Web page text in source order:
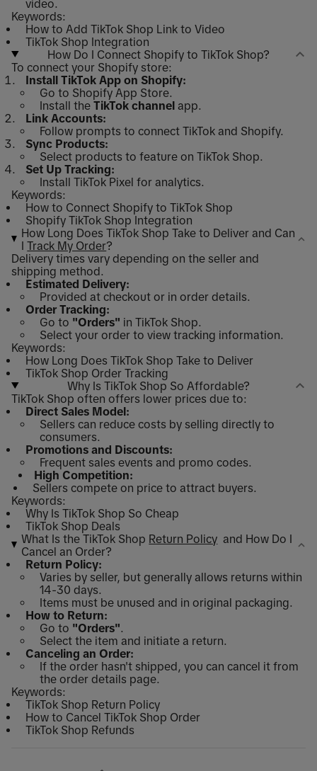
video.
Keywords:
How to Add TikTok Shop Link to Video
TikTok Shop Integration
How Do I Connect Shopify to TikTok Shop?
To connect your Shopify store:
Install TikTok App on Shopify:
Go to Shopify App Store.
Install the TikTok channel app.
Link Accounts:
Follow prompts to connect TikTok and Shopify.
Sync Products:
Select products to feature on TikTok Shop.
Set Up Tracking:
Install TikTok Pixel for analytics.
Keywords:
How to Connect Shopify to TikTok Shop
Shopify TikTok Shop Integration
How Long Does TikTok Shop Take to Deliver and Can
ITrack My Order?
Delivery times vary depending on the seller and
shipping method.
Estimated Delivery:
Provided at checkout or in order details.
Order Tracking:
Go to "Orders" in TikTok Shop.
Select your order to view tracking information.
Keywords:
How Long Does TikTok Shop Take to Deliver
TikTok Shop Order Tracking
Why Is TikTok Shop So Affordable?
TikTok Shop often offers lower prices due to:
Direct Sales Model:
Sellers can reduce costs by selling directly to
consumers.
Promotions and Discounts:
Frequent sales events and promo codes.
High Competition:
Sellers compete on price to attract buyers.
Keywords:
Why Is TikTok Shop So Cheap
TikTok Shop Deals
What Is the TikTok Shop Return Policy and How Do I
Cancel an Order?
Return Policy:
Varies by seller, but generally allows returns within
14-30 days.
Items must be unused and in original packaging.
How to Return:
Go to "Orders"
Select the item and initiate a return.
Canceling an Order:
If the order hasn't shipped, you can cancel it from
the order details page.
Keywords:
TikTok Shop Return Policy
How to Cancel TikTok Shop Order
TikTok Shop Refunds